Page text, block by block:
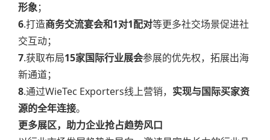
形象；
6.打造商务交流宴会和1对1配对等更多社交场景促进社
交互动；
7.获取布局15家国际行业展会参展的优先权，拓展出海
新通道；
8.通过WieTec Exporters线上营销， 实现与国际买家资
源的全年连接。
更多展区，助力企业抢占趋势风口